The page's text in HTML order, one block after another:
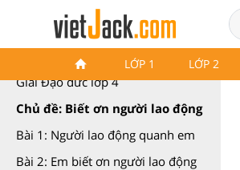
LỚP 1 LỚP 2
Đạo đức lớp 4 Cánh diều
Giải Đạo đức lớp 4
Chủ đề: Biết ơn người lao động
Bài 1: Người lao động quanh em
Bài 2: Em biết ơn người lao động